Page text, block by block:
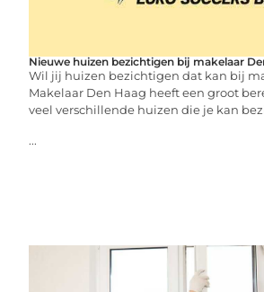
Nieuwe huizen bezichtigen bij makelaar
Wil jij huizen bezichtigen dat kan bij
Makelaar Den Haag heeft een groot
veel verschillende huizen die je kan
...